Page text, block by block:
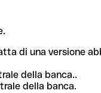
di una versione
della banca..
della banca.